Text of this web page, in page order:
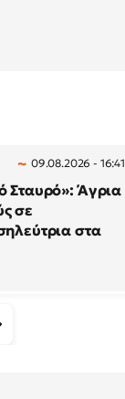
09.08.2026 - 16:41
Σταυρό»: Άγρια
σε
στα